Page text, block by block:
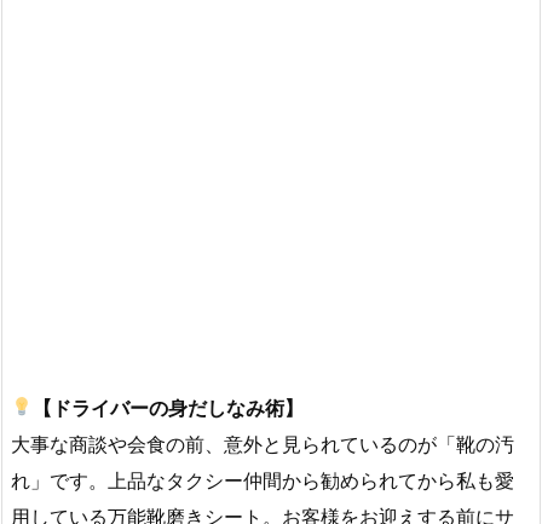
【ドライバーの身だしなみ術】
大事な商談や会食の前、意外と見られているのが「靴の汚
れ」です。上品なタクシー仲間から勧められてから私も愛
用している万能靴磨きシート。お客様をお迎えする前にサ